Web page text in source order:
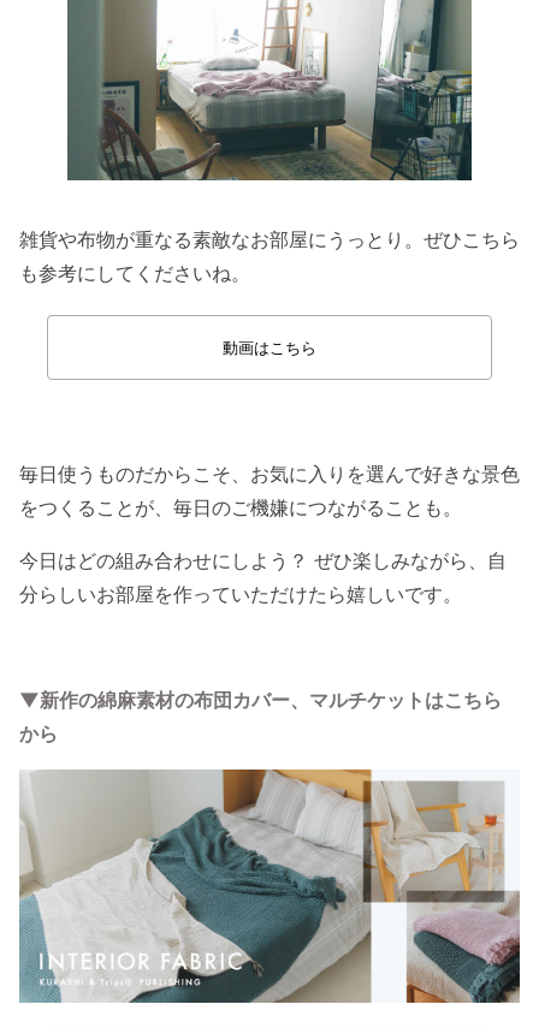
雑貨や布物が重なる素敵なお部屋にうっとり。ぜひこちら
も参考にしてくださいね。
動画はこちら
毎日使うものだからこそ、お気に入りを選んで好きな景色
をつくることが、毎日のご機嫌につながることも。
今日はどの組み合わせにしよう？ ぜひ楽しみながら、自
分らしいお部屋を作っていただけたら嬉しいです。
▼新作の綿麻素材の布団カバー、マルチケットはこちら
から